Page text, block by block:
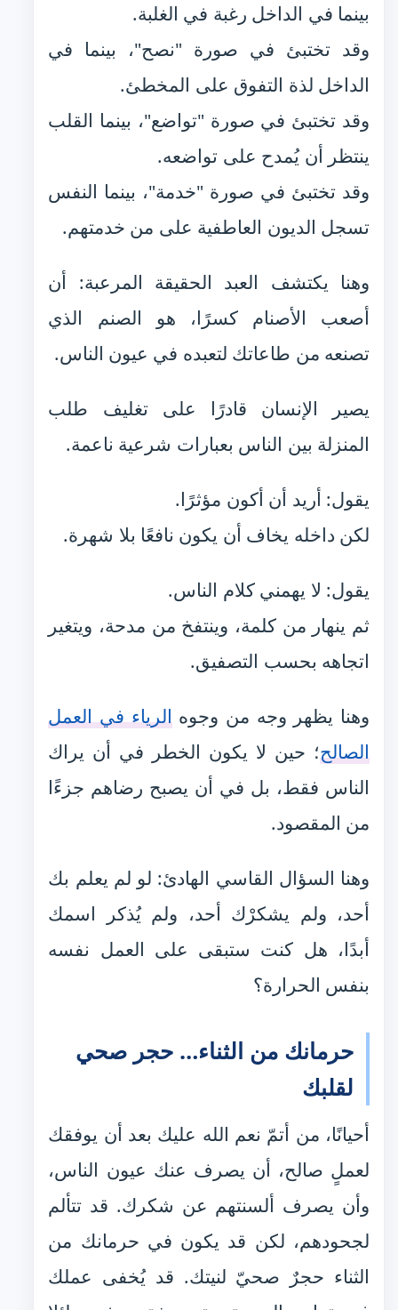
بينما في الداخل رغبة في الغلبة.
وقد تختبئ في صورة "نصح"، بينما في
الداخل لذة التفوق على المخطئ.
وقد تختبئ في صورة "تواضع"، بينما القلب
ينتظر أن يُمدح على تواضعه.
وقد تختبئ في صورة "خدمة"، بينما النفس
تسجل الديون العاطفية على من خدمتهم.
وهنا يكتشف العبد الحقيقة المرعبة: أن
أصعب الأصنام كسرًا، هو الصنم الذي
تصنعه من طاعاتك لتعبده في عيون الناس.
يصير الإنسان قادرًا على تغليف طلب
المنزلة بين الناس بعبارات شرعية ناعمة.
يقول: أريد أن أكون مؤثرًا.
لكن داخله يخاف أن يكون نافعًا بلا شهرة.
يقول: لا يهمني كلام الناس.
ثم ينهار من كلمة، وينتفخ من مدحة، ويتغير
اتجاهه بحسب التصفيق.
وهنا يظهر وجه من وجوهالرياء في العمل
الصالح؛ حين لا يكون الخطر في أن يراك
الناس فقط، بل في أن يصبح رضاهم جزءًا
من المقصود.
وهنا السؤال القاسي الهادئ: لو لم يعلم بك
أحد، ولم يشكرْك أحد، ولم يُذكر اسمك
أبدًا، هل كنت ستبقى على العمل نفسه
بنفس الحرارة؟
حرمانك من الثناء… حجر صحي
لقلبك
أحيانًا، من أتمّ نعم الله عليك بعد أن يوفقك
لعملٍ صالح، أن يصرف عنك عيون الناس،
وأن يصرف ألسنتهم عن شكرك. قد تتألم
لجحودهم، لكن قد يكون في حرمانك من
الثناء حجرٌ صحيّ لنيتك. قد يُخفى عملك